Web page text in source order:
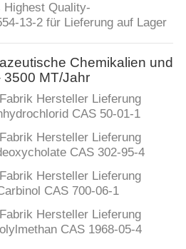
Highest Quality-
13-2 für Lieferung auf Lager
Chemikalien und
MT/Jahr
Hersteller Lieferung
CAS 50-01-1
Hersteller Lieferung
CAS 302-95-4
Hersteller Lieferung
CAS 700-06-1
Hersteller Lieferung
CAS 1968-05-4